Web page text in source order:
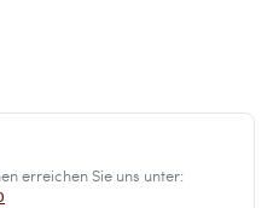
erreichen Sie uns unter: